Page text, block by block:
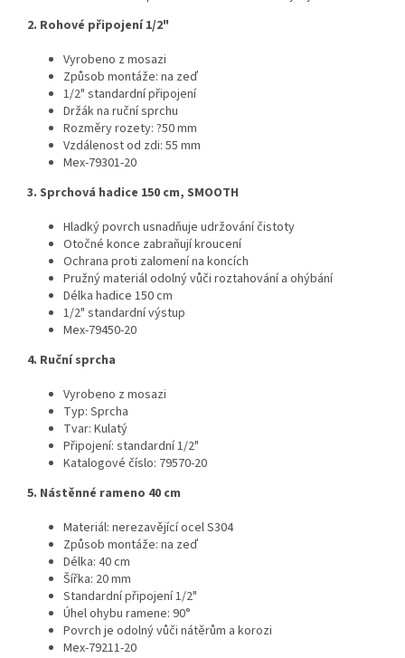
2. Rohové připojení 1/2"
Vyrobeno z mosazi
Způsob montáže: na zeď
1/2" standardní připojení
Držák na ruční sprchu
Rozměry rozety: ?50 mm
Vzdálenost od zdi: 55 mm
Mex-79301-20
3. Sprchová hadice 150 cm, SMOOTH
Hladký povrch usnadňuje udržování čistoty
Otočné konce zabraňují kroucení
Ochrana proti zalomení na koncích
Pružný materiál odolný vůči roztahování a ohýbání
Délka hadice 150 cm
1/2" standardní výstup
Mex-79450-20
4. Ruční sprcha
Vyrobeno z mosazi
Typ: Sprcha
Tvar: Kulatý
Připojení: standardní 1/2"
Katalogové číslo: 79570-20
5. Nástěnné rameno 40 cm
Materiál: nerezavějící ocel S304
Způsob montáže: na zeď
Délka: 40 cm
Šířka: 20 mm
Standardní připojení 1/2"
Úhel ohybu ramene: 90°
Povrch je odolný vůči nátěrům a korozi
Mex-79211-20